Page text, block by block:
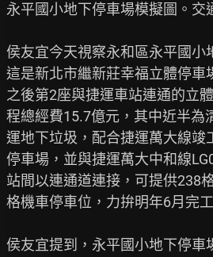
永平國小地下停車場模擬圖。交
侯友宜今天視察永和區永平國小
這是新北市繼新莊幸福立體停車
之後第2座與捷運車站連通的立
程總經費15.7億元，其中近半為
運地下垃圾，配合捷運萬大線竣
停車場，並與捷運萬大中和線
站間以連通道連接，可提供238
格機車停車位，力拚明年6月完工
侯友宜提到，永平國小地下停車